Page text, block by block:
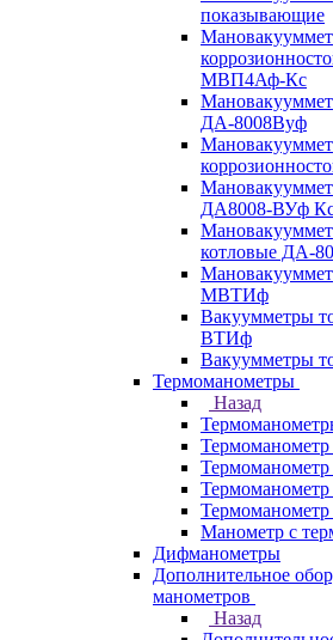
показывающие
МВП4Аф-Кс
ДА-8008Вуф
ДА8008-ВУф
котловые ДА-
МВТИф
Вакуумметры
ВТИф
Вакуумметры
Термоманометры
Назад
Манометр с
Дифманометры
Дополнительное
манометров
Назад